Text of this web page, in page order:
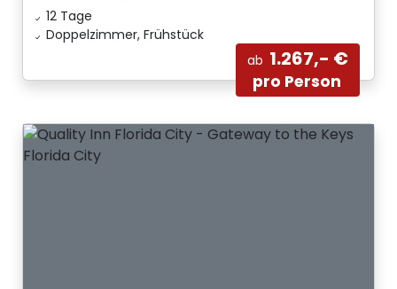
12 Tage
Doppelzimmer, Frühstück
ab 1.267,- €
pro Person